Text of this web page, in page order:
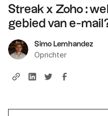
Streak x Zoho :
gebied van e-
Simo Lemhandez
Oprichter